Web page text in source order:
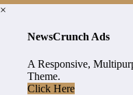
×
NewsCrunch Ads
A Responsive,
Theme.
Click Here